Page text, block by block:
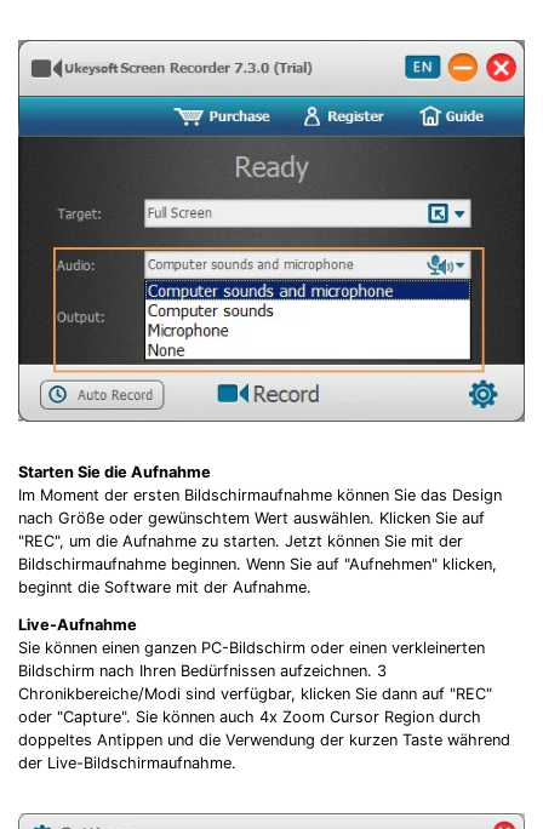
Starten Sie die Aufnahme
Im Moment der ersten Bildschirmaufnahme können Sie das Design
nach Größe oder gewünschtem Wert auswählen. Klicken Sie auf
"REC", um die Aufnahme zu starten. Jetzt können Sie mit der
Bildschirmaufnahme beginnen. Wenn Sie auf "Aufnehmen" klicken,
beginnt die Software mit der Aufnahme.
Live-Aufnahme
Sie können einen ganzen PC-Bildschirm oder einen verkleinerten
Bildschirm nach Ihren Bedürfnissen aufzeichnen. 3
Chronikbereiche/Modi sind verfügbar, klicken Sie dann auf "REC"
oder "Capture". Sie können auch 4x Zoom Cursor Region durch
doppeltes Antippen und die Verwendung der kurzen Taste während
der Live-Bildschirmaufnahme.